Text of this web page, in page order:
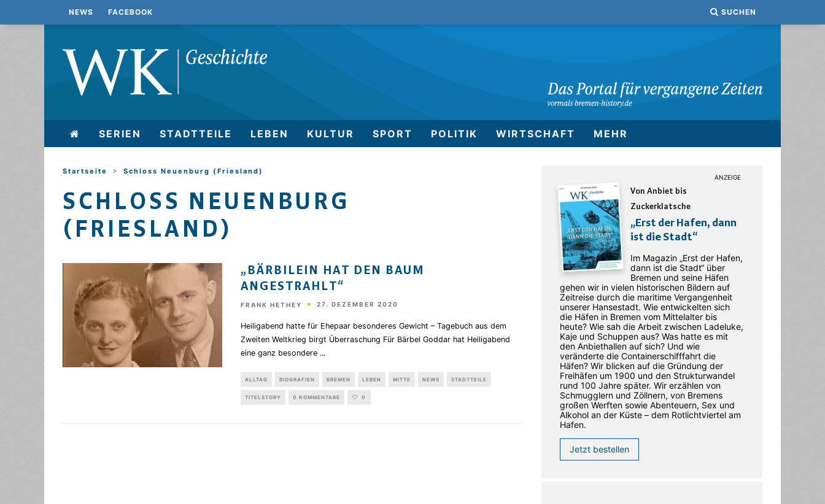
NEWS FACEBOOK SUCHEN
SERIEN STADTTEILE LEBEN KULTUR SPORT POLITIK WIRTSCHAFT MEHR
Startseite Schloss Neuenburg (Friesland)
SCHLOSS NEUENBURG
(FRIESLAND)
„BÄRBILEIN HAT DEN BAUM
ANGESTRAHLT“
FRANK HETHEY 27. DEZEMBER 2020
Heiligabend hatte für Ehepaar besonderes Gewicht – Tagebuch aus dem
Zweiten Weltkrieg birgt Überraschung Für Bärbel Goddar hat Heiligabend
eine ganz besondere ...
ALLTAG BIOGRAFIEN BREMEN LEBEN MITTE NEWS STADTTEILE
TITELSTORY 0 KOMMENTARE 0
Von Anbiet bis
Zuckerklatsche
„Erst der Hafen, dann
ist die Stadt“
Im Magazin „Erst der Hafen,
dann ist die Stadt“ über
Bremen und seine Häfen
gehen wir in vielen historischen Bildern auf
Zeitreise durch die maritime Vergangenheit
unserer Hansestadt. Wie entwickelten sich
die Häfen in Bremen vom Mittelalter bis
heute? Wie sah die Arbeit zwischen Ladeluke,
Kaje und Schuppen aus? Was hatte es mit
den Anbiethallen auf sich? Und wie
veränderte die Containerschifffahrt die
Häfen? Wir blicken auf die Gründung der
Freihäfen um 1900 und den Strukturwandel
rund 100 Jahre später. Wir erzählen von
Schmugglern und Zöllnern, von Bremens
großen Werften sowie Abenteuern, Sex und
Alkohol an der Küste – dem Rotlichtviertel am
Hafen.
Jetzt bestellen